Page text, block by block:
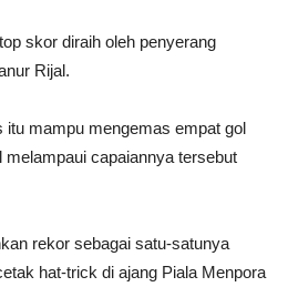
skor diraih oleh penyerang
Rijal.
itu mampu mengemas empat gol
capaiannya tersebut
rekor sebagai satu-satunya
hat-trick di ajang Piala Menpora